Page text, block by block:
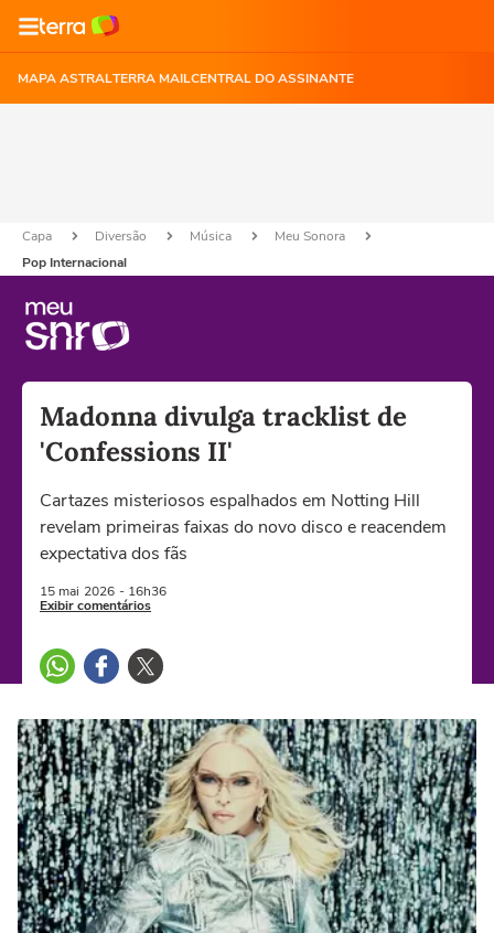
MAPA ASTRALTERRA MAILCENTRAL DO ASSINANTE
Capa Diversão Música
Meu Sonora
Pop Internacional
Madonna divulga tracklist de
'Confessions II'
Cartazes misteriosos espalhados em Notting Hill
revelam primeiras faixas do novo disco e reacendem
expectativa dos fãs
15 mai 2026 - 16h36
Exibir comentários